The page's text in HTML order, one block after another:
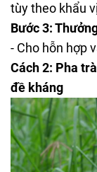
tùy theo khẩu
Bước 3:
- Cho hỗn hợp
Cách 2: Pha
đề kháng